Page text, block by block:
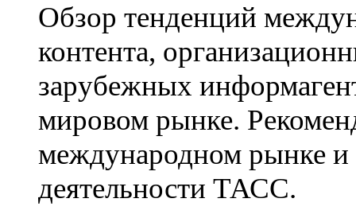
Обзор тенденций
контента,
зарубежных
мировом рынке.
международном рынке
деятельности ТАСС.